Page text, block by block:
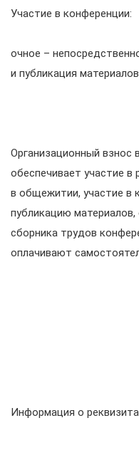
Участие в конференции:
очное –
и публикация
Организационный взнос
обеспечивает участие в
в общежитии, участие в
публикацию
сборника трудов
оплачивают
Информация о